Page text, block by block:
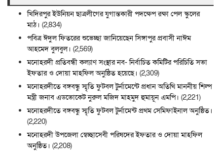
খিদিরপুর ইউনিয়ন ছাত্রলীগের যুগান্তকারী পদক্ষেপ রক্ষা পেল স্কুলের
মাঠ। (2,834)
পবিত্র ঈদুল ফিতরের শুভেচ্ছা জানিয়েছেন সিঙ্গাপুর প্রবাসী নাঈম
আহমেদ বুলবুল। (2,569)
মনোহরদী প্রতিবন্ধী কল্যাণ সংস্থার নব- নির্বাচিত কমিটির পরিচিতি সভা
ইফতার ও দোয়া মাহফিল অনুষ্ঠিত হয়েছে। (2,309)
মনোহরদীতে বঙ্গবন্ধু স্মৃতি ফুটবল টুর্নামেন্টে প্রধান অতিথি মাননীয় শিল্প
মন্ত্রী জনাব এডভোকেট নুরুল মজিদ মাহমুদ হুমায়ূন এমপি। (2,221)
মনোহরদীতে বঙ্গবন্ধু স্মৃতি ফুটবল টুর্নামেন্ট প্রথম সেমিফাইনাল অনুষ্ঠিত।
(2,220)
মনোহরদী উপজেলা স্বেচ্ছাসেবী পরিষদের ইফতার ও দোয়া মাহফিল
অনুষ্ঠিত। (2,208)